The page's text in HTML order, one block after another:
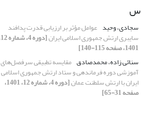
س
سجادی، وحید عوامل مؤثر بر ارزیابی قدرت پدافند
سایبری ارتش جمهوری اسلامی ایران [دوره
1401، صفحه 115-140]
سنائی زاده، محمدصادق مقایسه تطبیقی سرفصل‌های
آموزشی دوره فرماندهی و ستاد ارتش جمهوری اسلامی
ایران با ارتش سلطنت عمان [دوره 4، شماره 12، 1401،
صفحه 31-65]